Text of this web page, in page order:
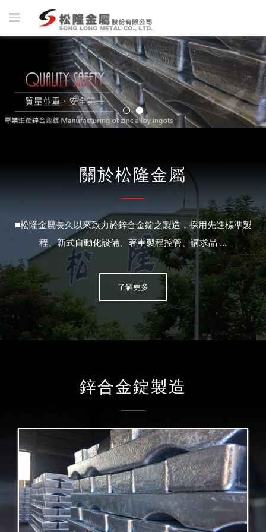
關於松隆金屬
■松隆金屬長久以來致力於鋅合金錠之製造，採用先進標準製
程、新式自動化設備、著重製程控管、講求品 ...
了解更多
鋅合金錠製造